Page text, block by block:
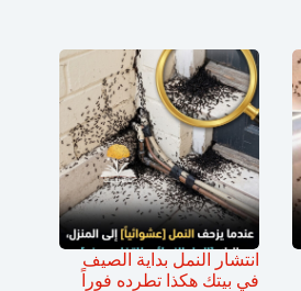
انتشار النمل بداية الصيف
في بيتك هكذا تطرده فوراً